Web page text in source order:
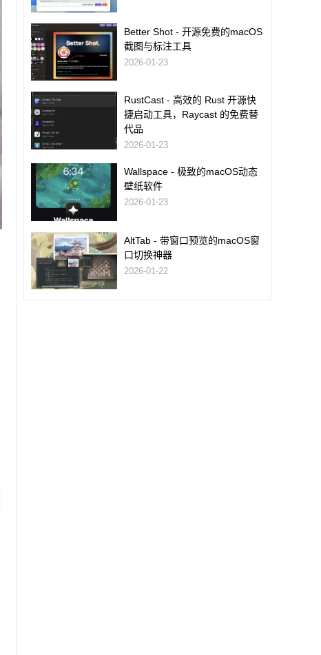
Better Shot - 开源免费的macOS
截图与标注工具
2026-01-23
RustCast - 高效的 Rust 开源快
捷启动工具，Raycast 的免费替
代品
2026-01-23
Wallspace - 极致的macOS动态
壁纸软件
2026-01-23
AltTab - 带窗口预览的macOS窗
口切换神器
2026-01-22